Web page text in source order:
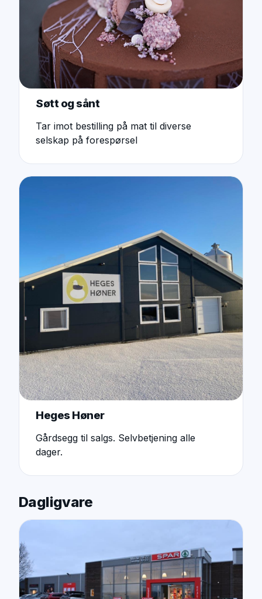
Søtt og sånt
Tar imot bestilling på mat til diverse
selskap på forespørsel
Heges Høner
Gårdsegg til salgs. Selvbetjening alle
dager.
Dagligvare